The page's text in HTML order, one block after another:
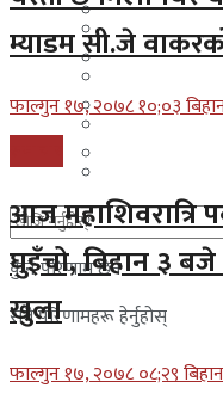
मलेसिया
युएई
लेबनान
कुनै परिणाम छैन
सबै परिणामहरू हेर्नुहोस्
बहराईन
साउदी अरब
म्याडम सी.जे
फाल्गुन १७, २०७८ १०;०३
आज महाशिवरात्रि
घुइँचो, बिहान ३
खुला
फाल्गुन १७, २०७८ ०८;२९